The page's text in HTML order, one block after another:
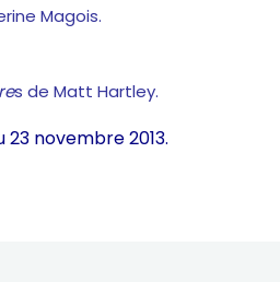
Magois.
s de Matt Hartley.
novembre 2013.